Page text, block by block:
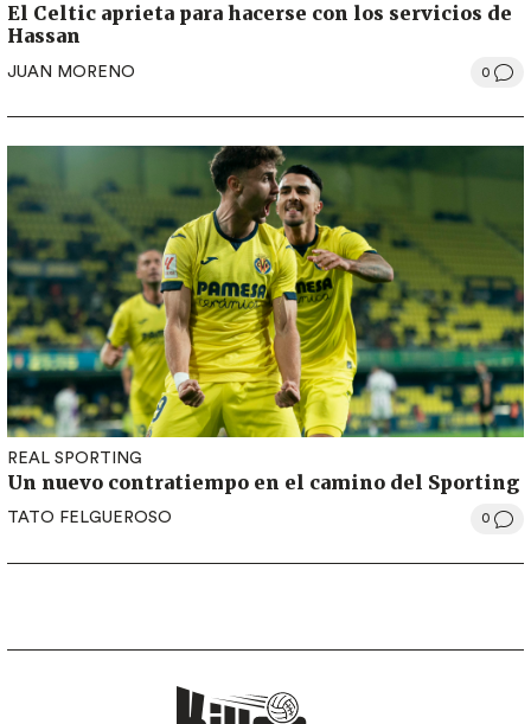
El Celtic aprieta para hacerse con los servicios de
Hassan
JUAN MORENO 0
REAL SPORTING
Un nuevo contratiempo en el camino del Sporting
TATO FELGUEROSO 0